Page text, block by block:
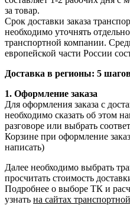
за товар.
Срок доставки заказа
необходимо уточнять
транспортной компании.
европейской части России
Доставка в регионы: 5
1. Оформление заказа
Для оформления заказа с
необходимо сказать об этом
разговоре или выбрать
Корзине при оформление
написать)
Далее необходимо выбрать
просчитать стоимость
Подробнее о выборе ТК и
узнать на сайтах